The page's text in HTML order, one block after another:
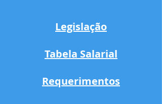
Legislação
Tabela Salarial
Requerimentos